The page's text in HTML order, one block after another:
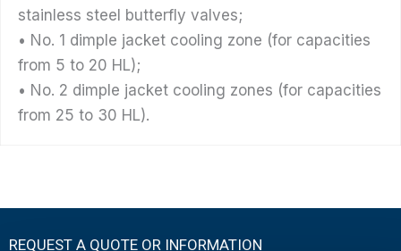
stainless steel butterfly valves;
• No. 1 dimple jacket cooling zone (for capacities
from 5 to 20 HL);
• No. 2 dimple jacket cooling zones (for capacities
from 25 to 30 HL).
REQUEST A QUOTE OR INFORMATION